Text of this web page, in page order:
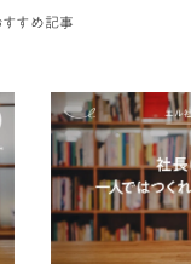
すめ記事